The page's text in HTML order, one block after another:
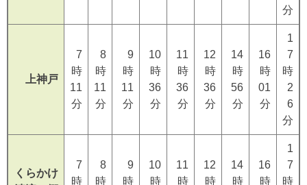
分
上神戸
7
時
11
分
8
時
11
分
9
時
11
分
10
時
36
分
11
時
36
分
12
時
36
分
14
時
56
分
16
時
01
分
1
7
時
2
6
分
くらかけ
7
時
8
時
9
時
10
時
11
時
12
時
14
時
16
時
1
7
時